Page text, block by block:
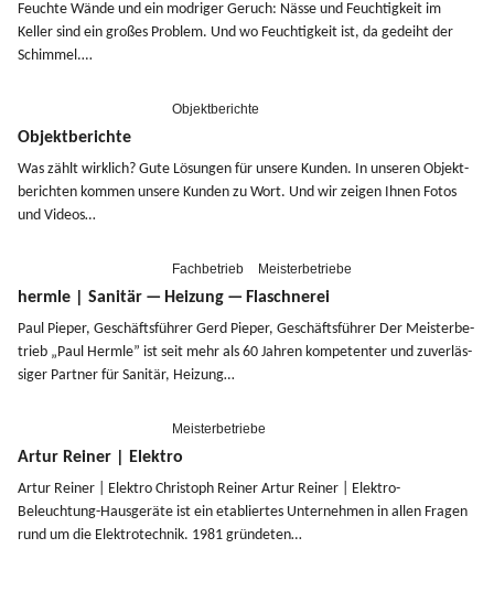
Feuchte Wände und ein modriger Geruch: Nässe und Feuch­tigkeit im
Keller sind ein großes Problem. Und wo Feuch­tigkeit ist, da gedeiht der
Schimmel.…
Objektberichte
Objektberichte
Was zählt wirklich? Gute Lösungen für unsere Kunden. In unseren Objekt­
be­richten kommen unsere Kunden zu Wort. Und wir zeigen Ihnen Fotos
und Videos…
Fachbetrieb Meisterbetriebe
hermle | Sanitär — Heizung — Flaschnerei
Paul Pieper, Geschäfts­führer Gerd Pieper, Geschäfts­führer Der Meister­be­
trieb „Paul Hermle” ist seit mehr als 60 Jahren kompe­tenter und zuver­läs­
siger Partner für Sanitär, Heizung…
Meisterbetriebe
Artur Reiner | Elektro
Artur Reiner | Elektro Christoph Reiner Artur Reiner | Elektro-
Beleuchtung-Hausgeräte ist ein etabliertes Unter­nehmen in allen Fragen
rund um die Elektro­technik. 1981 gründeten…